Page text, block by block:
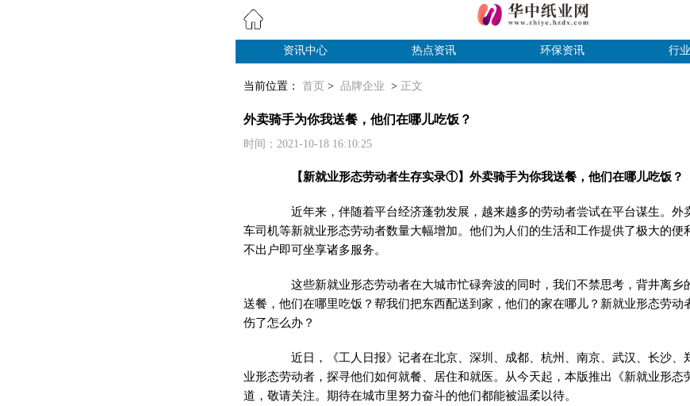
资讯中心 热点资讯 环保资讯
行
当前位置： 首页 > 品牌企业 > 正文
外卖骑手为你我送餐，他们在哪儿吃饭？
时间：2021-10-18 16:10:25
【新就业形态劳动者生存实录①】外卖骑手为你我送餐，他们在哪儿吃饭？
近年来，伴随着平台经济蓬勃发展，越来越多的劳动者尝试在平台谋生。外
车司机等新就业形态劳动者数量大幅增加。他们为人们的生活和工作提供了极大的便
不出户即可坐享诸多服务。
这些新就业形态劳动者在大城市忙碌奔波的同时，我们不禁思考，背井离乡
送餐，他们在哪里吃饭？帮我们把东西配送到家，他们的家在哪儿？新就业形态劳动
伤了怎么办？
近日，《工人日报》记者在北京、深圳、成都、杭州、南京、武汉、长沙、
业形态劳动者，探寻他们如何就餐、居住和就医。从今天起，本版推出《新就业形态
道，敬请关注。期待在城市里努力奋斗的他们都能被温柔以待。